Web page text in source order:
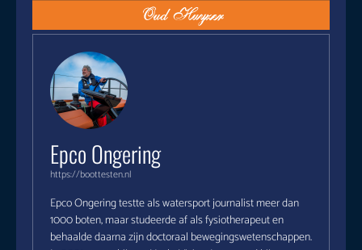
Epco Ongering
https://boottesten.nl
Epco Ongering testte als watersport journalist meer dan
1000 boten, maar studeerde af als fysiotherapeut en
behaalde daarna zijn doctoraal bewegingswetenschappen.